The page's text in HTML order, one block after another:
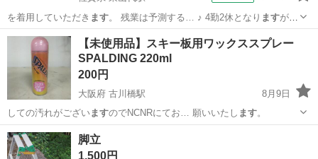
を着用していただき ます。 残業は予測する… ♪ 4勤2休となり ますが、
年間休日は12… 人をご用意しております☆ 案件・求人に関… りをし
っかり評価し
ます ！ 「日払い制度… なたの毎日を応援します ！ ＜こ
んなあなた… に正...
佐賀 伊万里市 東山代駅 その他
【未使用品】スキー板用ワックススプレー
SPALDING 220ml
200円
大阪府 古川橋駅
8月9日
しての汚れがございますのでNCNRにてお… 願いいたし ます。
大阪 門真市 古川橋駅
脚立
1,500円